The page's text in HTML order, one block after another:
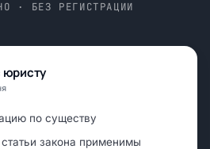
· БЕЗ РЕГИСТРАЦИИ
юристу
по существу
закона применимы